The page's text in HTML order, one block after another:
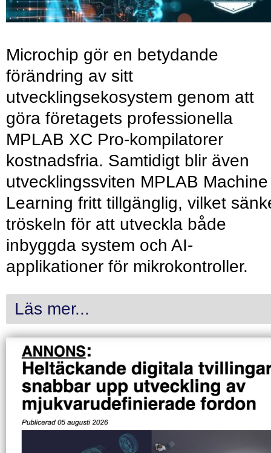
Microchip gör en betydande
förändring av sitt
utvecklingsekosystem genom att
göra företagets professionella
MPLAB XC Pro-kompilatorer
kostnadsfria. Samtidigt blir även
utvecklingssviten MPLAB Machine
Learning fritt tillgänglig, vilket
tröskeln för att utveckla både
inbyggda system och AI-
applikationer för mikrokontroller.
Läs mer...